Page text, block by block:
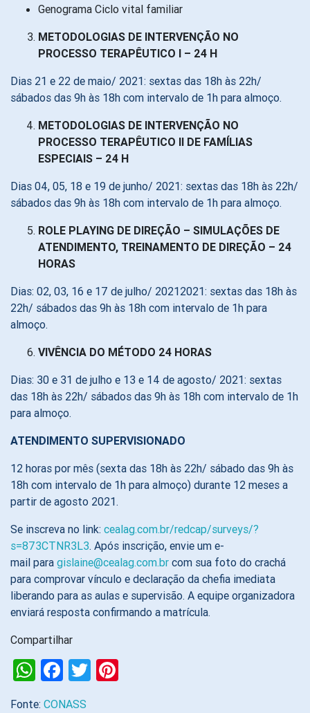
Genograma Ciclo vital familiar
METODOLOGIAS DE INTERVENÇÃO NO
PROCESSO TERAPÊUTICO I – 24 H
Dias 21 e 22 de maio/ 2021: sextas das 18h às 22h/
sábados das 9h às 18h com intervalo de 1h para almoço.
METODOLOGIAS DE INTERVENÇÃO NO
PROCESSO TERAPÊUTICO II DE FAMÍLIAS
ESPECIAIS – 24 H
Dias 04, 05, 18 e 19 de junho/ 2021: sextas das 18h às 22h/
sábados das 9h às 18h com intervalo de 1h para almoço.
ROLE PLAYING DE DIREÇÃO – SIMULAÇÕES DE
ATENDIMENTO, TREINAMENTO DE DIREÇÃO – 24
HORAS
Dias: 02, 03, 16 e 17 de julho/ 20212021: sextas das 18h às
22h/ sábados das 9h às 18h com intervalo de 1h para
almoço.
VIVÊNCIA DO MÉTODO 24 HORAS
Dias: 30 e 31 de julho e 13 e 14 de agosto/ 2021: sextas
das 18h às 22h/ sábados das 9h às 18h com intervalo de 1h
para almoço.
ATENDIMENTO SUPERVISIONADO
12 horas por mês (sexta das 18h às 22h/ sábado das 9h às
18h com intervalo de 1h para almoço) durante 12 meses a
partir de agosto 2021.
Se inscreva no link: cealag.com.br/redcap/surveys/?
s=873CTNR3L3. Após inscrição, envie um e-
mail para gislaine@cealag.com.br com sua foto do crachá
para comprovar vínculo e declaração da chefia imediata
liberando para as aulas e supervisão. A equipe organizadora
enviará resposta confirmando a matrícula.
Compartilhar
WhatsApp
Facebook
Twitter
Fonte: CONASS